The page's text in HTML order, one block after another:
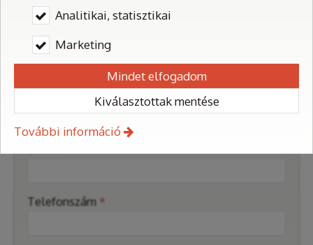
Üzenetküldés
-
-
Telefonszám *
Analitikai, statisztikai
Marketing
Mindet elfogadom
Kiválasztottak mentése
További információ